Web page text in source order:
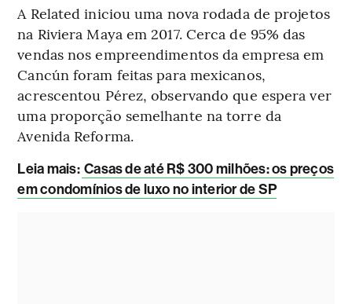
A Related iniciou uma nova rodada de projetos
na Riviera Maya em 2017. Cerca de 95% das
vendas nos empreendimentos da empresa em
Cancún foram feitas para mexicanos,
acrescentou Pérez, observando que espera ver
uma proporção semelhante na torre da
Avenida Reforma.
Leia mais: Casas de até R$ 300 milhões: os preços
em condomínios de luxo no interior de SP